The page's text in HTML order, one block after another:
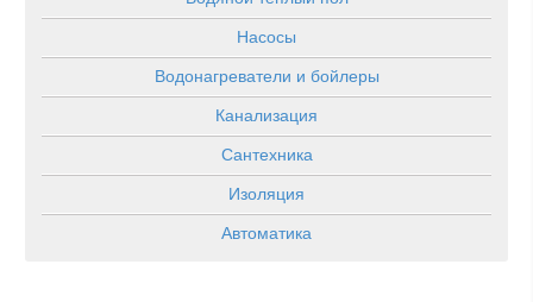
Насосы
Водонагреватели и бойлеры
Канализация
Сантехника
Изоляция
Автоматика